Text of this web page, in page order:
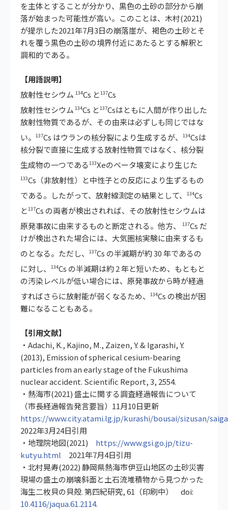
を主体とすることが分かり、黒色の土砂の部分から崩
落が始まった可能性が高い。このことは、木村(2021)
が提示した2021年7月3日の崩落崖が、褐色の土砂とそ
れを覆う黒色の土砂の境界付近にあたるとする解釈と
調和的である。
【用語説明】
放射性セシウム 134Cs と137Cs
放射性セシウム 134Cs と137Csはともに人間が作り出した
放射性物質であるが、その由来は必ずしも同じではな
い。
137Cs はウランの核分裂により生成するが、 134Csは
核分裂で直接に生成する放射性物質ではなく、核分裂
生成物の一つである 133Xeのベータ壊変により生じた
133Cs（非放射性）と中性子との反応により生ずるもの
である。したがって、放射線測定の結果として、
134Cs
と137Cs の両者が検出されれば、その放射性セシウムは
原発事故に由来するものと断定される。他方、
137Cs だ
けが検出された場合には、大気圏核実験に由来するも
のとなる。ただし、
137Cs の半減期が約 30 年であるの
に対し、
134Cs の半減期は約 2 年と短いため、もともと
の汚染レベルが低い場合には、原発事故から時が経過
すればさらに放射能が弱くなるため、
134Cs の検出が困
難になることもある。
【引用文献】
・Adachi, K., Kajino, M., Zaizen, Y. & Igarashi, Y.
(2013), Emission of spherical cesium-bearing
particles from an early stage of the Fukushima
nuclear accident. Scientific Report, 3, 2554.
・熱海市(2021) 盛土に関する調査経過報告について
（市長経過報告発言要旨）11月10日更新
https://www.city.atami.lg.jp/kurashi/bousai/sizusan/
2022年3月24日引用
・地理院地図(2021) https://www.gsi.go.jp/tizu-
kutyu.html 2021年7月4日引用
・北村晃寿(2022) 静岡県熱海市伊豆山地区の土砂災害
現場の盛土の崩壊斜面と土石流堆積物から見つかった
海生二枚貝の貝殻. 第四紀研究, 61（印刷中） doi:
10.4116/jaqua.61.2114.